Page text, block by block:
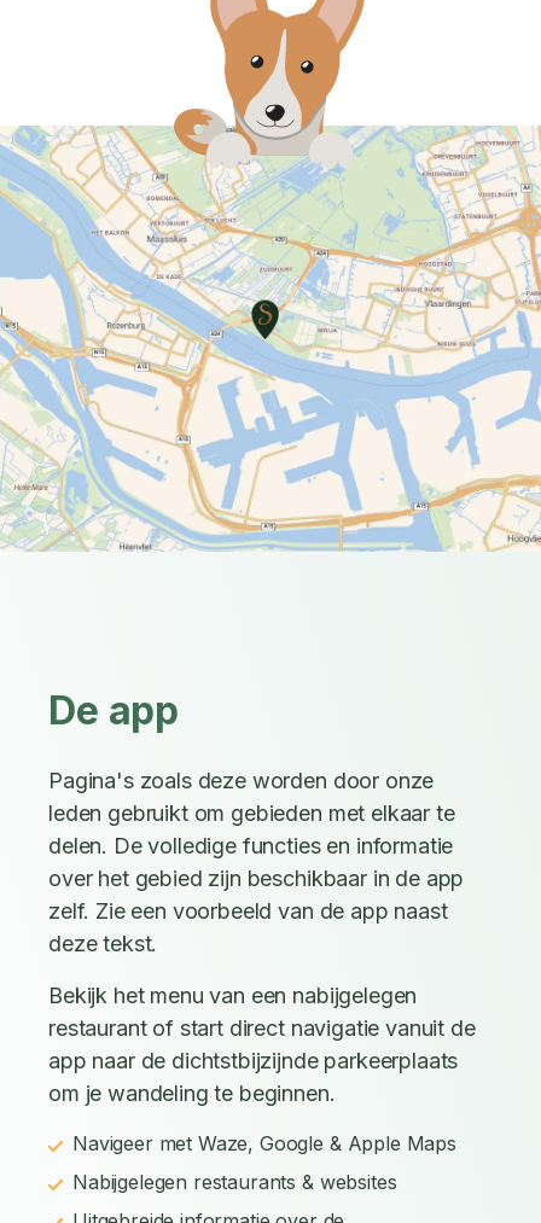
De app
Pagina's zoals deze worden door onze
leden gebruikt om gebieden met elkaar te
delen. De volledige functies en informatie
over het gebied zijn beschikbaar in de app
zelf. Zie een voorbeeld van de app naast
deze tekst.
Bekijk het menu van een nabijgelegen
restaurant of start direct navigatie vanuit de
app naar de dichtstbijzijnde parkeerplaats
om je wandeling te beginnen.
Navigeer met Waze, Google & Apple Maps
Nabijgelegen restaurants & websites